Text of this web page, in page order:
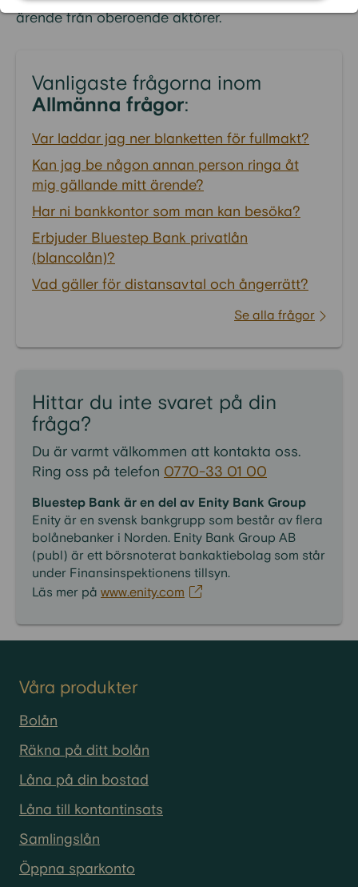
ärende från oberoende aktörer.
Vanligaste frågorna inom
Allmänna frågor:
Var laddar jag ner blanketten för fullmakt?
Kan jag be någon annan person ringa åt
mig gällande mitt ärende?
Har ni bankkontor som man kan besöka?
Erbjuder Bluestep Bank privatlån
(blancolån)?
Vad gäller för distansavtal och ångerrätt?
Se alla frågor
Hittar du inte svaret på din
fråga?
Du är varmt välkommen att kontakta oss.
Ring oss på telefon 0770-33 01 00
Bluestep Bank är en del av Enity Bank Group
Enity är en svensk bankgrupp som består av flera
bolånebanker i Norden. Enity Bank Group AB
(publ) är ett börsnoterat bankaktiebolag som står
under Finansinspektionens tillsyn.
Läs mer på www.enity.com
Våra produkter
Bolån
Räkna på ditt bolån
Låna på din bostad
Låna till kontantinsats
Samlingslån
Öppna sparkonto